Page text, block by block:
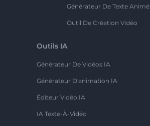
Générateur De Texte Animé
Outil De Création Vidéo
Outils IA
Générateur De Vidéos IA
Générateur D'animation IA
Éditeur Vidéo IA
IA Texte-À-Vidéo